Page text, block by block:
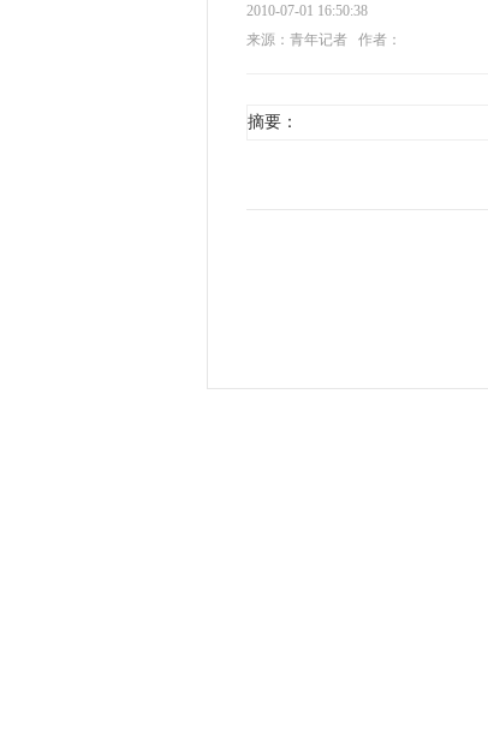
2010-07-01 16:50:38
来源：青年记者
作者：
摘要：